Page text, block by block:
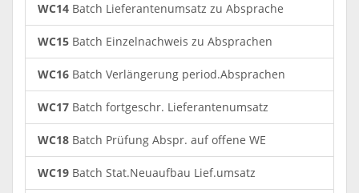
WC14 Batch Lieferantenumsatz zu Absprache
WC15 Batch Einzelnachweis zu Absprachen
WC16 Batch Verlängerung period.Absprachen
WC17 Batch fortgeschr. Lieferantenumsatz
WC18 Batch Prüfung Abspr. auf offene WE
WC19 Batch Stat.Neuaufbau Lief.umsatz